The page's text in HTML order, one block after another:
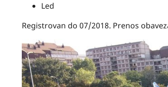
Led
Registrovan do 07/2018. Prenos